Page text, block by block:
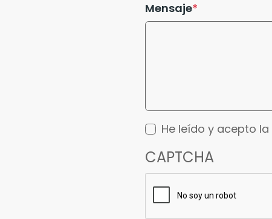
Mensaje
He leído y acepto la
CAPTCHA